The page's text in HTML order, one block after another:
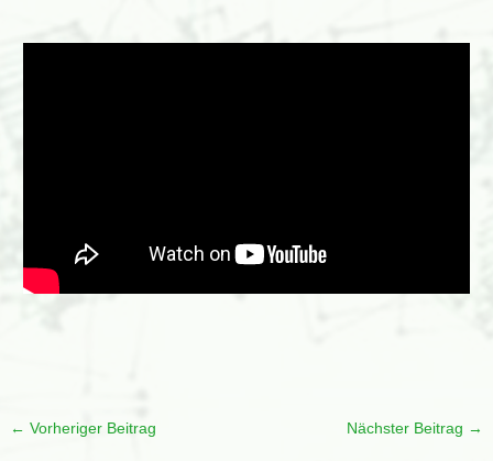
← Vorheriger Beitrag Nächster Beitrag →